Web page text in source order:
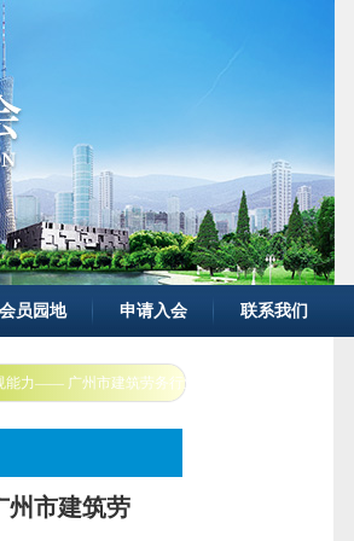
员园地 申请入会 联系我们
能力—— 广州市建筑劳务行业协会举办 财税专题交流会
市建筑劳